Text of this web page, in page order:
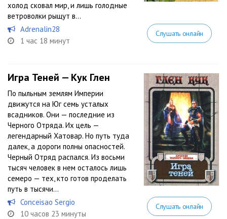
холод сковал мир, и лишь голодные
ветроволки рыщут в...
Adrenalin28
1 час 18 минут
Слушать онлайн
Игра Теней — Кук Глен
По пыльным землям Империи
движутся на Юг семь усталых
всадников. Они — последние из
Черного Отряда. Их цель —
легендарный Хатовар. Но путь туда
далек, а дороги полны опасностей.
Черный Отряд распался. Из восьми
тысяч человек в нем осталось лишь
семеро — тех, кто готов проделать
путь в тысячи...
Conceisao Sergio
10 часов 23 минуты
Слушать онлайн